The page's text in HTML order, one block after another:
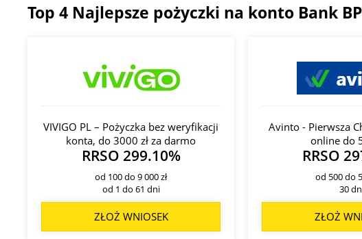
Top 4 Najlepsze pożyczki na konto Bank
VIVIGO PL – Pożyczka bez weryfikacji
konta, do 3000 zł za darmo
RRSO 299.10%
od 100 do 9 000 zł
od 1 do 61 dni
ZŁOŻ WNIOSEK
Avinto - Pierwsza
online do
RRSO
od 500 do
30
ZŁOŻ